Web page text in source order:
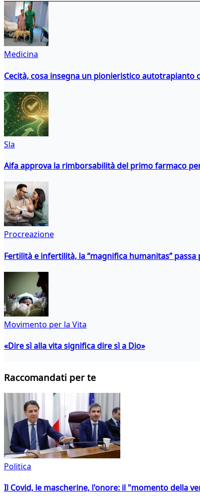
Medicina
Cecità, cosa insegna un pionieristico autotrapianto
Sla
Aifa approva la rimborsabilità del primo farmaco
Procreazione
Fertilità e infertilità, la “magnifica humanitas”
Movimento per la Vita
«Dire sì alla vita significa dire sì a Dio»
Raccomandati per te
Politica
Il Covid, le mascherine, l'onore: il "momento della